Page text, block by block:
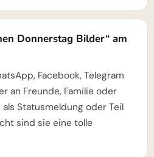
Donnerstag Bilder“ am
Facebook, Telegram
an Freunde, Familie oder
als Statusmeldung oder Teil
sind sie eine tolle